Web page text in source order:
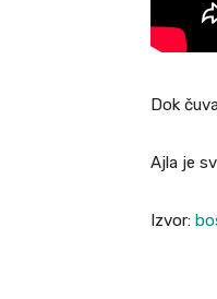
Dok
Ajla je
Izvor: